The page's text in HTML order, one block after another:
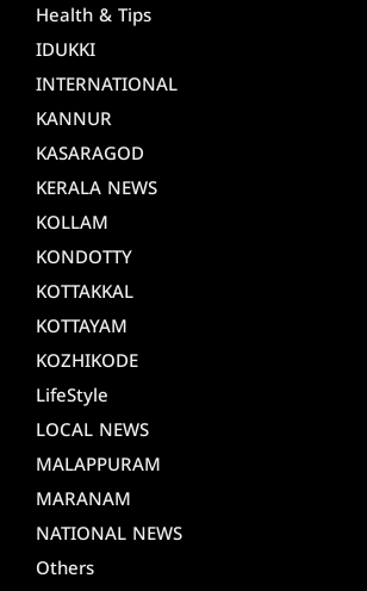
Health & Tips
IDUKKI
INTERNATIONAL
KANNUR
KASARAGOD
KERALA NEWS
KOLLAM
KONDOTTY
KOTTAKKAL
KOTTAYAM
KOZHIKODE
LifeStyle
LOCAL NEWS
MALAPPURAM
MARANAM
NATIONAL NEWS
Others